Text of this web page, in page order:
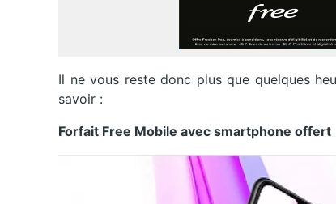
Il ne vous reste donc plus que quelques
savoir :
Forfait Free Mobile avec smartphone offert